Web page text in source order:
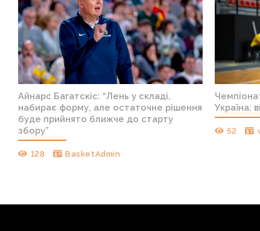
Айнарс Багатскіс: “Лень у складі,
набирає форму, але остаточне рішення
буде прийнято ближче до старту
збору”
128 BasketAdmin
Україна:
52